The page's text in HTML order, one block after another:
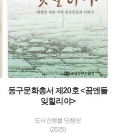
동구문화총서 제20호 <꿈엔들
잊힐리야>
도서간행물 단행본
(2025)